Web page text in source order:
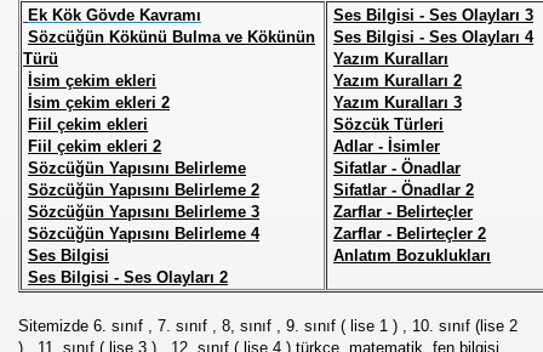
Ek Kök Gövde Kavramı
Sözcüğün Kökünü Bulma ve Kökünün
Türü
İsim çekim ekleri
İsim çekim ekleri 2
Fiil çekim ekleri
Fiil çekim ekleri 2
Sözcüğün Yapısını Belirleme
Sözcüğün Yapısını Belirleme 2
Sözcüğün Yapısını Belirleme 3
Sözcüğün Yapısını Belirleme 4
Ses Bilgisi
Ses Bilgisi - Ses Olayları 2
Ses Bilgisi - Ses Olayları 3
Ses Bilgisi - Ses Olayları 4
Yazım Kuralları
Yazım Kuralları 2
Yazım Kuralları 3
Sözcük Türleri
Adlar - İsimler
Sifatlar - Önadlar
Sifatlar - Önadlar 2
Zarflar - Belirteçler
Zarflar - Belirteçler 2
Anlatım Bozuklukları
Sitemizde 6. sınıf , 7. sınıf , 8, sınıf , 9. sınıf ( lise 1 ) , 10. sınıf (lise 2
) , 11. sınıf ( lise 3 ) , 12. sınıf ( lise 4 ) türkçe, matematik, fen bilgisi,